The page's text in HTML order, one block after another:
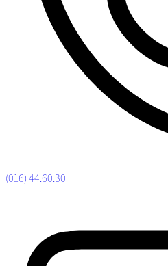
(016) 44.60.30